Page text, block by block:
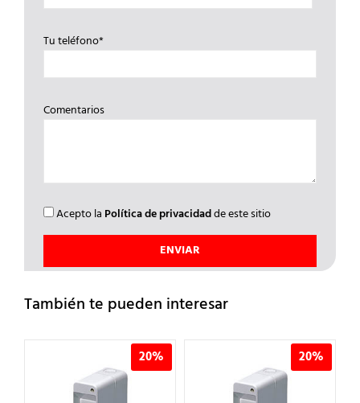
Tu teléfono*
Comentarios
Acepto la Política de privacidadde este sitio
También te pueden interesar
20% 20%